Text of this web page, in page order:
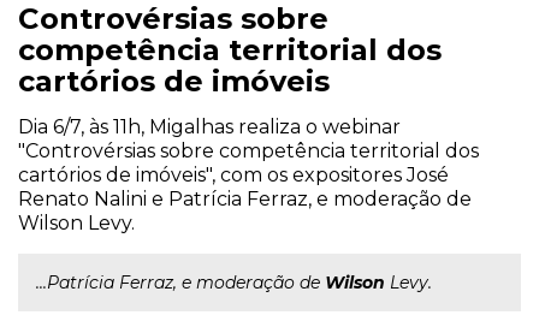
Controvérsias sobre
competência territorial dos
cartórios de imóveis
Dia 6/7, às 11h, Migalhas realiza o webinar
"Controvérsias sobre competência territorial dos
cartórios de imóveis", com os expositores José
Renato Nalini e Patrícia Ferraz, e moderação de
Wilson Levy.
...Patrícia Ferraz, e moderação de Wilson Levy.